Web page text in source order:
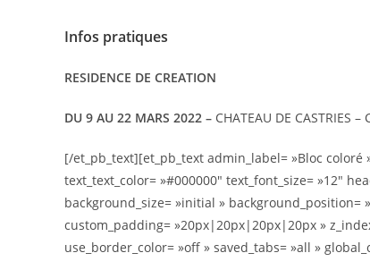
Infos pratiques
RESIDENCE DE CREATION
DU 9 AU 22 MARS 2022 – CHATEAU DE CASTRIES –
[/et_pb_text][et_pb_text admin_label= »Bloc
text_text_color= »#000000″ text_font_size= »12″
background_size= »initial » background_position=
custom_padding= »20px|20px|20px|20px »
use_border_color= »off » saved_tabs= »all »